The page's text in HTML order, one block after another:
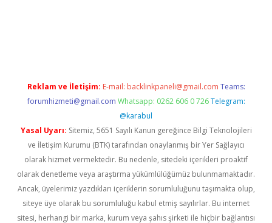
Reklam ve İletişim: E-mail: backlinkpaneli@gmail.com Teams:
forumhizmeti@gmail.com Whatsapp: 0262 606 0 726 Telegram:
@karabul
Yasal Uyarı: Sitemiz, 5651 Sayılı Kanun gereğince Bilgi Teknolojileri
ve İletişim Kurumu (BTK) tarafından onaylanmış bir Yer Sağlayıcı
olarak hizmet vermektedir. Bu nedenle, sitedeki içerikleri proaktif
olarak denetleme veya araştırma yükümlülüğümüz bulunmamaktadır.
Ancak, üyelerimiz yazdıkları içeriklerin sorumluluğunu taşımakta olup,
siteye üye olarak bu sorumluluğu kabul etmiş sayılırlar. Bu internet
sitesi, herhangi bir marka, kurum veya şahıs şirketi ile hiçbir bağlantısı